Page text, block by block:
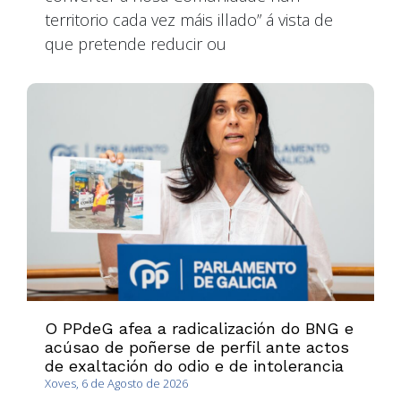
territorio cada vez máis illado” á vista de
que pretende reducir ou
O PPdeG afea a radicalización do BNG e
acúsao de poñerse de perfil ante actos
de exaltación do odio e de intolerancia
Xoves, 6 de Agosto de 2026